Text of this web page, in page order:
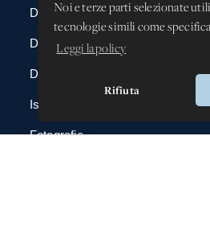
Noi e terze parti selezionate
tecnologie simili come
Leggi la policy
Rifiuta
DBAnima
DBContest
DBDrive
Iscrizioni
Fotografie